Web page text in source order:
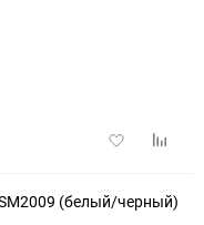
Добавить
(белый/черный)